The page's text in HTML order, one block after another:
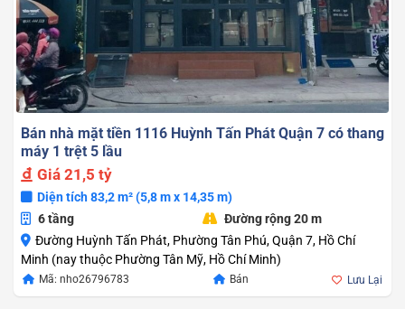
Bán nhà mặt tiền 1116 Huỳnh Tấn Phát Quận 7 có thang
máy 1 trệt 5 lầu
Giá 21,5 tỷ
Diện tích 83,2 m² (5,8 m x 14,35 m)
6 tầng
Đường rộng 20 m
Đường Huỳnh Tấn Phát, Phường Tân Phú, Quận 7, Hồ Chí
Minh (nay thuộc Phường Tân Mỹ, Hồ Chí Minh)
Mã: nho26796783 Bán Lưu Lại